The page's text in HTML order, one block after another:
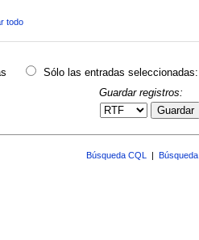
todo
Sólo las entradas seleccionadas:
Guardar registros:
Guardar
Búsqueda CQL